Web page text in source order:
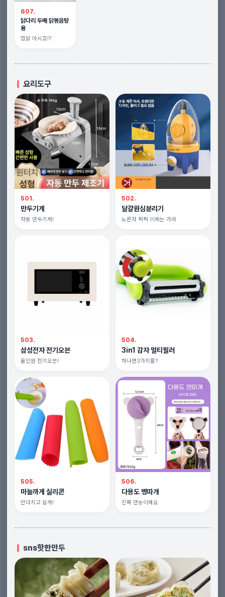
607.
닭다리 두배 닭볶음탕
용
엽닭 아시죠!?
요리도구
501.
만두기계
자동 만두기계!
502.
달걀원심분리기
노른자 퍽퍽 이제는 가라
503.
삼성전자 전기오븐
올인원 전기오븐!
504.
3in1 감자 멀티필러
하나면3가지를?
505.
마늘까게 실리콘
안다치고 쉽게!
506.
다용도 병따개
진짜 만능이에요
sns핫한만두